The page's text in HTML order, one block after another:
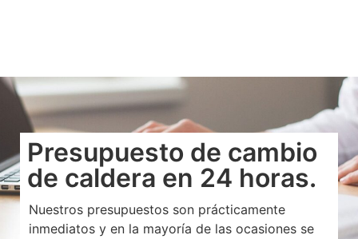
Presupuesto de cambio
de caldera en 24 horas.
Nuestros presupuestos son prácticamente
inmediatos y en la mayoría de las ocasiones se